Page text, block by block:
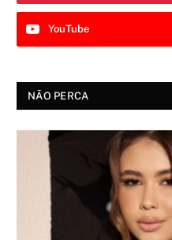
YouTube
NÃO PERCA